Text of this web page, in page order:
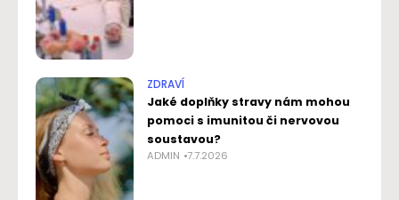
ZDRAVÍ
Jaké doplňky stravy nám mohou
pomoci s imunitou či nervovou
soustavou?
ADMIN 7.7.2026